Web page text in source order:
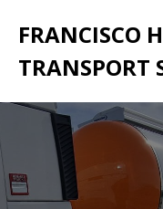
FRANCISCO
TRANSPORT